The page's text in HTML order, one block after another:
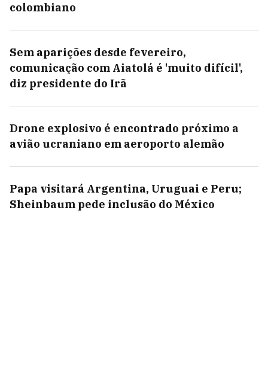
colombiano
Sem aparições desde fevereiro,
comunicação com Aiatolá é 'muito difícil',
diz presidente do Irã
Drone explosivo é encontrado próximo a
avião ucraniano em aeroporto alemão
Papa visitará Argentina, Uruguai e Peru;
Sheinbaum pede inclusão do México